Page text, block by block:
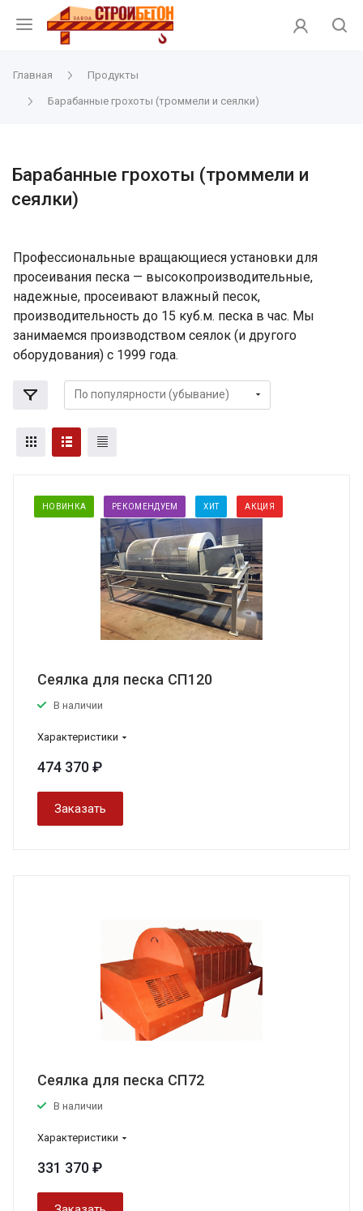
Главная Продукты
Барабанные грохоты (троммели и сеялки)
Барабанные грохоты (троммели и
сеялки)
Профессиональные вращающиеся установки для
просеивания песка — высокопроизводительные,
надежные, просеивают влажный песок,
производительность до 15 куб.м. песка в час. Мы
занимаемся производством сеялок (и другого
оборудования) с 1999 года.
НОВИНКА РЕКОМЕНДУЕМ ХИТ АКЦИЯ
Сеялка для песка СП120
В наличии
Характеристики
474 370 ₽
Заказать
Сеялка для песка СП72
В наличии
Характеристики
331 370 ₽